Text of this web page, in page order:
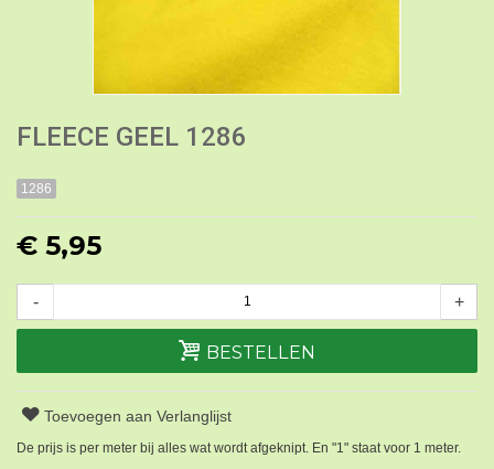
FLEECE GEEL 1286
1286
€ 5,95
- +
BESTELLEN
Toevoegen aan Verlanglijst
De prijs is per meter bij alles wat wordt afgeknipt. En "1" staat voor 1 meter.